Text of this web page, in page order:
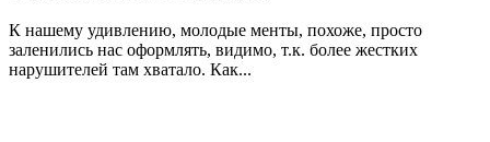
К нашему удивлению, молодые менты, похоже, просто
заленились нас оформлять, видимо, т.к. более жестких
нарушителей там хватало. Как...